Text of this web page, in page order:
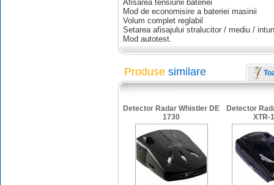
Afisarea tensiunii bateriei
Mod de economisire a bateriei masinii
Volum complet reglabil
Setarea afisajului stralucitor / mediu /
Mod autotest.
Produse similare
Detector Radar Whistler DE
1730
Detector
XTR-